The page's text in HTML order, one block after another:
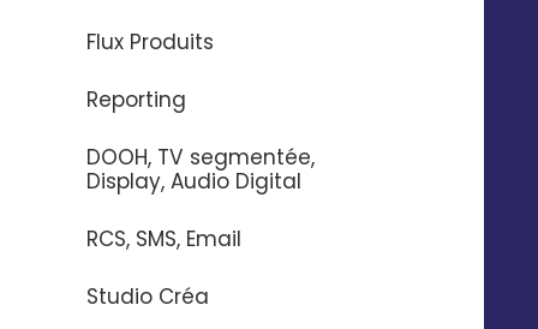
Flux Produits
Reporting
DOOH, TV segmentée,
Display, Audio Digital
RCS, SMS, Email
Studio Créa
Si vous souhaitez en savoir plus sur nos connecteurs,
contactez-nous
Ce que vous pourrez